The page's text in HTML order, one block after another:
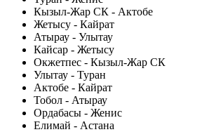
Кызыл-Жар СК - Актобе
Жетысу - Кайрат
Атырау - Улытау
Кайсар - Жетысу
Окжетпес - Кызыл-Жар СК
Улытау - Туран
Актобе - Кайрат
Тобол - Атырау
Ордабасы - Женис
Елимай - Астана